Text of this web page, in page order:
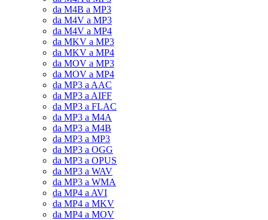
da M4B a MP3
da M4V a MP3
da M4V a MP4
da MKV a MP3
da MKV a MP4
da MOV a MP3
da MOV a MP4
da MP3 a AAC
da MP3 a AIFF
da MP3 a FLAC
da MP3 a M4A
da MP3 a M4B
da MP3 a MP3
da MP3 a OGG
da MP3 a OPUS
da MP3 a WAV
da MP3 a WMA
da MP4 a AVI
da MP4 a MKV
da MP4 a MOV